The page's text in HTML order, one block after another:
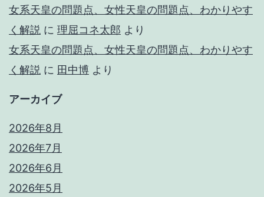
女系天皇の問題点、女性天皇の問題点、わかりやす
く解説 に 理屈コネ太郎 より
女系天皇の問題点、女性天皇の問題点、わかりやす
く解説 に 田中博 より
アーカイブ
2026年8月
2026年7月
2026年6月
2026年5月